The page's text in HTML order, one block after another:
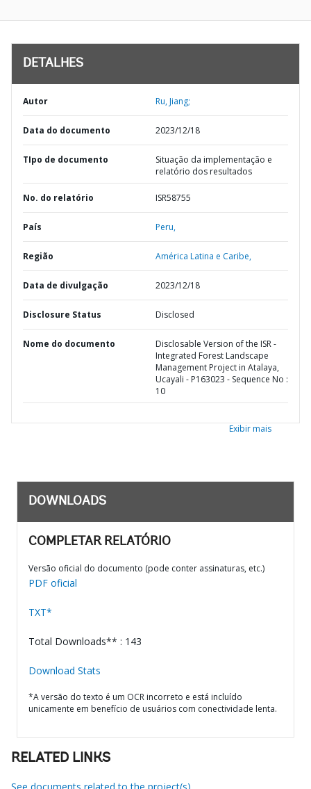
DETALHES
Autor Ru, Jiang;
Data do documento 2023/12/18
TIpo de documento
Situação da implementação e
relatório dos resultados
No. do relatório ISR58755
País Peru,
Região América Latina e Caribe,
Data de divulgação 2023/12/18
Disclosure Status Disclosed
Nome do documento
Disclosable Version of the ISR -
Integrated Forest Landscape
Management Project in Atalaya,
Ucayali - P163023 - Sequence No :
10
Exibir mais
DOWNLOADS
COMPLETAR RELATÓRIO
Versão oficial do documento (pode conter assinaturas, etc.)
PDF oficial
TXT*
Total Downloads** : 143
Download Stats
*A versão do texto é um OCR incorreto e está incluído
unicamente em benefício de usuários com conectividade lenta.
RELATED LINKS